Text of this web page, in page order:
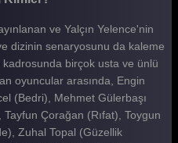
ve Yalçın Yelence'nin
dizinin senaryosunu da kaleme
kadrosunda birçok usta ve ünlü
oyuncular arasında, Engin
(Bedri), Mehmet Gülerbaşı
Tayfun Çorağan (Rıfat), Toygun
Zuhal Topal (Güzellik